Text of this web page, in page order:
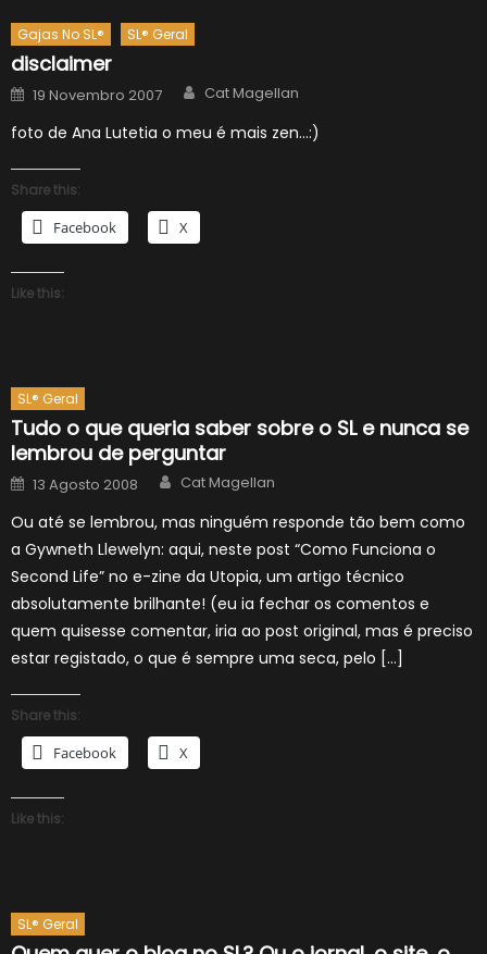
Gajas No SL® SL® Geral
disclaimer
Posted
on
19 Novembro 2007 Author
Cat Magellan
foto de Ana Lutetia o meu é mais zen…:)
Share this:
Facebook X
Like this:
SL® Geral
Tudo o que queria saber sobre o SL e nunca se
lembrou de perguntar
Posted
on
13 Agosto 2008 Author
Cat Magellan
Ou até se lembrou, mas ninguém responde tão bem como
a Gywneth Llewelyn: aqui, neste post “Como Funciona o
Second Life” no e-zine da Utopia, um artigo técnico
absolutamente brilhante! (eu ia fechar os comentos e
quem quisesse comentar, iria ao post original, mas é preciso
estar registado, o que é sempre uma seca, pelo […]
Share this:
Facebook X
Like this:
SL® Geral